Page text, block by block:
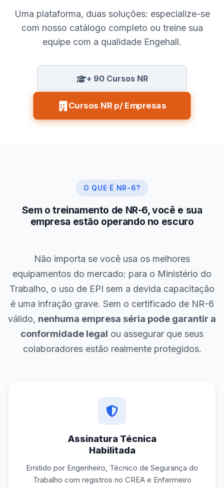
Uma plataforma, duas soluções: especialize-se
com nosso catálogo completo ou treine sua
equipe com a qualidade Engehall.
+ 90 Cursos NR
Cursos NR p/ Empresas
O QUE É NR-6?
Sem o treinamento de NR-6, você e sua
empresa estão operando no escuro
Não importa se você usa os melhores
equipamentos do mercado: para o Ministério do
Trabalho, o uso de EPI sem a devida capacitação
é uma infração grave. Sem o certificado de NR-6
válido, nenhuma empresa séria pode garantir a
conformidade legal ou assegurar que seus
colaboradores estão realmente protegidos.
Assinatura Técnica
Habilitada
Emitido por Engenheiro, Técnico de Segurança do
Trabalho com registros no CREA e Enfermeiro